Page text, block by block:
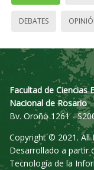
DEBATES
Facultad de Ciencias
Nacional de Rosario
Bv. Oroño 1261 -
Copyright © 2021. All
Desarrollado a partir
Tecnología de la